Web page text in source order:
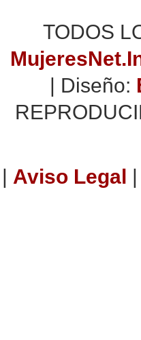
TODOS
| Diseño:
| Aviso Legal |